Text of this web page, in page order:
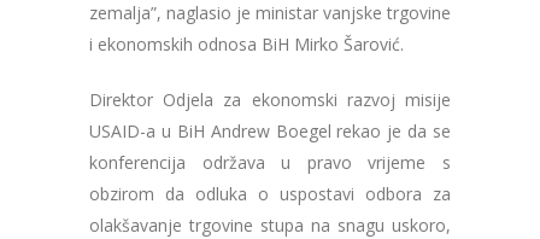
zemalja”, naglasio je ministar vanjske trgovine
i ekonomskih odnosa BiH Mirko Šarović.
Direktor Odjela za ekonomski razvoj misije
USAID-a u BiH Andrew Boegel rekao je da se
konferencija održava u pravo vrijeme s
obzirom da odluka o uspostavi odbora za
olakšavanje trgovine stupa na snagu uskoro,